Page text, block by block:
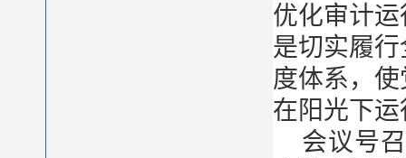
优化审计
是切实履
度体系，
在阳光下运
会议号